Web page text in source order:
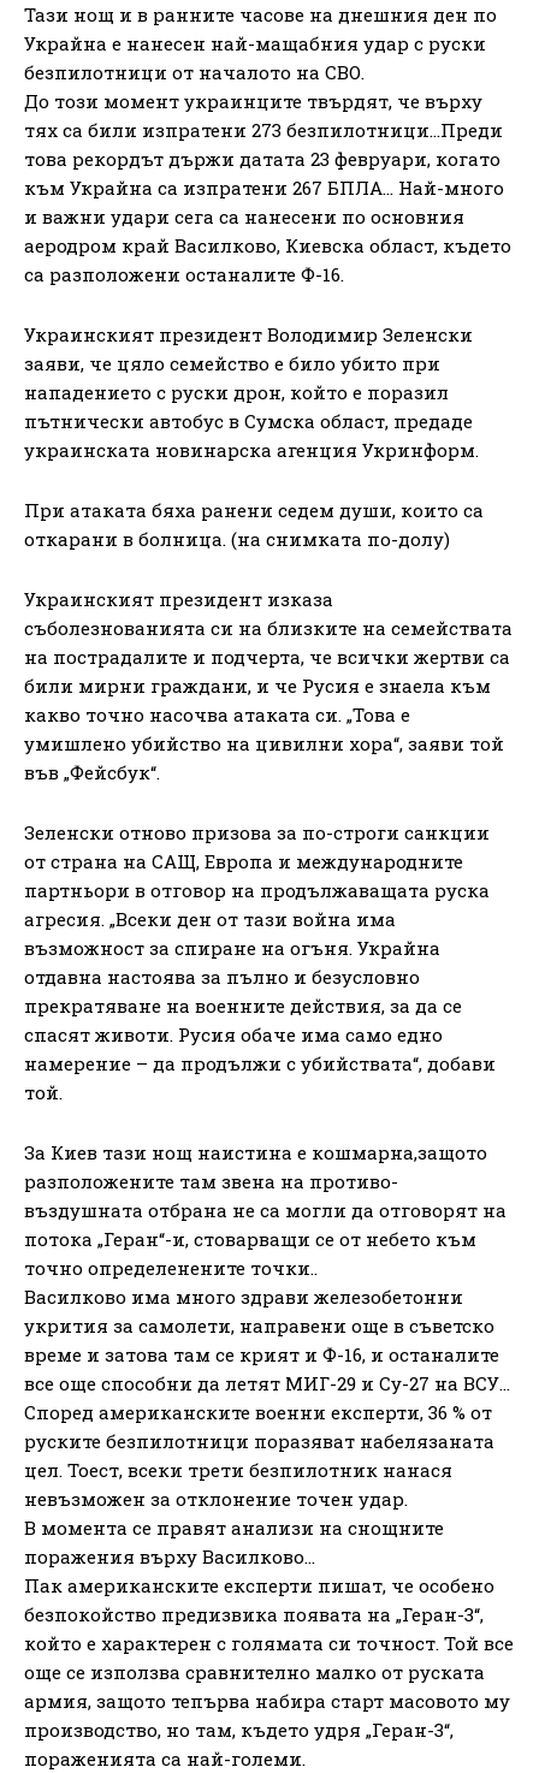
Тази нощ и в ранните часове на днешния ден по
Украйна е нанесен най-мащабния удар с руски
безпилотници от началото на СВО.
До този момент украинците твърдят, че върху
тях са били изпратени 273 безпилотници…Преди
това рекордът държи датата 23 февруари, когато
към Украйна са изпратени 267 БПЛА… Най-много
и важни удари сега са нанесени по основния
аеродром край Василково, Киевска област, където
са разположени останалите Ф-16.
Украинският президент Володимир Зеленски
заяви, че цяло семейство е било убито при
нападението с руски дрон, който е поразил
пътнически автобус в Сумска област, предаде
украинската новинарска агенция Укринформ.
При атаката бяха ранени седем души, които са
откарани в болница. (на снимката по-долу)
Украинският президент изказа
съболезнованията си на близките на семействата
на пострадалите и подчерта, че всички жертви са
били мирни граждани, и че Русия е знаела към
какво точно насочва атаката си. „Това е
умишлено убийство на цивилни хора“, заяви той
във „Фейсбук“.
Зеленски отново призова за по-строги санкции
от страна на САЩ, Европа и международните
партньори в отговор на продължаващата руска
агресия. „Всеки ден от тази война има
възможност за спиране на огъня. Украйна
отдавна настоява за пълно и безусловно
прекратяване на военните действия, за да се
спасят животи. Русия обаче има само едно
намерение – да продължи с убийствата“, добави
той.
За Киев тази нощ наистина е кошмарна,защото
разположените там звена на противо-
въздушната отбрана не са могли да отговорят на
потока „Геран“-и, стоварващи се от небето към
точно определенените точки..
Василково има много здрави железобетонни
укрития за самолети, направени още в съветско
време и затова там се крият и Ф-16, и останалите
все още способни да летят МИГ-29 и Су-27 на ВСУ…
Според американските военни експерти, 36 % от
руските безпилотници поразяват набелязаната
цел. Тоест, всеки трети безпилотник нанася
невъзможен за отклонение точен удар.
В момента се правят анализи на снощните
поражения върху Василково…
Пак американските експерти пишат, че особено
безпокойство предизвика появата на „Геран-3“,
който е характерен с голямата си точност. Той все
още се използва сравнително малко от руската
армия, защото тепърва набира старт масовото му
производство, но там, където удря „Геран-3“,
пораженията са най-големи.